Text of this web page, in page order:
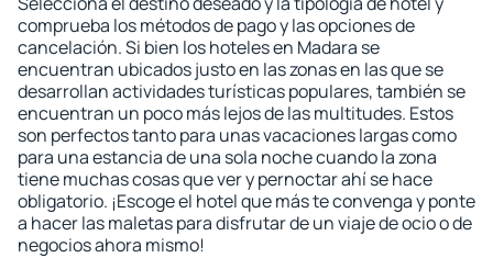
comprueba los métodos de pago y las opciones de
cancelación. Si bien los hoteles en Madara se
encuentran ubicados justo en las zonas en las que se
desarrollan actividades turísticas populares, también se
encuentran un poco más lejos de las multitudes. Estos
son perfectos tanto para unas vacaciones largas como
para una estancia de una sola noche cuando la zona
tiene muchas cosas que ver y pernoctar ahí se hace
obligatorio. ¡Escoge el hotel que más te convenga y ponte
a hacer las maletas para disfrutar de un viaje de ocio o de
negocios ahora mismo!